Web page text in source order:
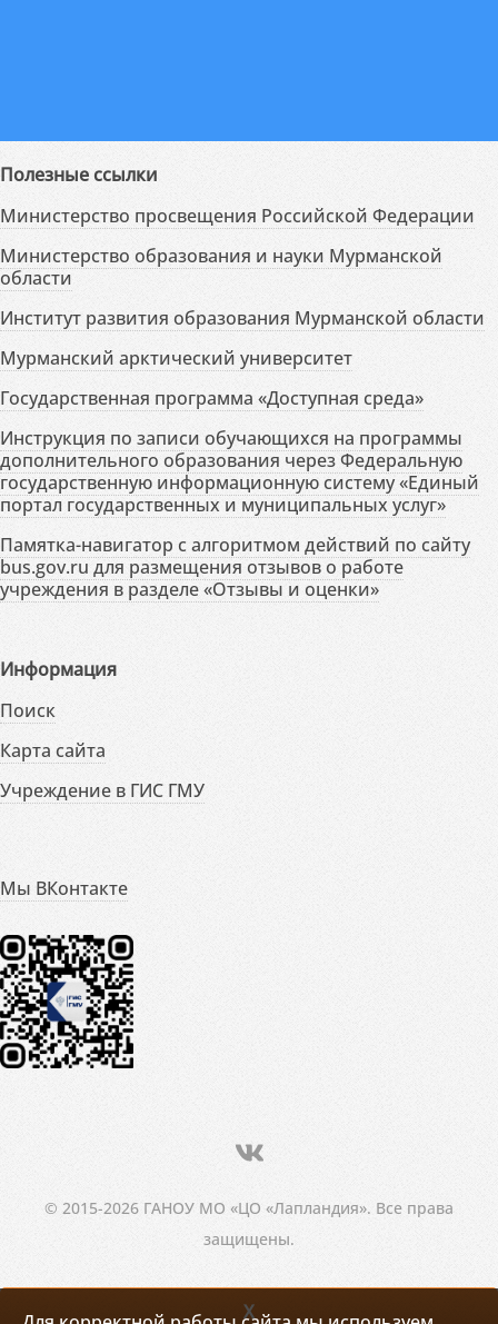
Полезные ссылки
Министерство просвещения Российской Федерации
Министерство образования и науки Мурманской
области
Институт развития образования Мурманской области
Мурманский арктический университет
Государственная программа «Доступная среда»
Инструкция по записи обучающихся на программы
дополнительного образования через Федеральную
государственную информационную систему «Единый
портал государственных и муниципальных услуг»
Памятка-навигатор с алгоритмом действий по сайту
bus.gov.ru для размещения отзывов о работе
учреждения в разделе «Отзывы и оценки»
Информация
Поиск
Карта сайта
Учреждение в ГИС ГМУ
Мы ВКонтакте
© 2015-2026 ГАНОУ МО «ЦО «Лапландия». Все права
защищены.
X